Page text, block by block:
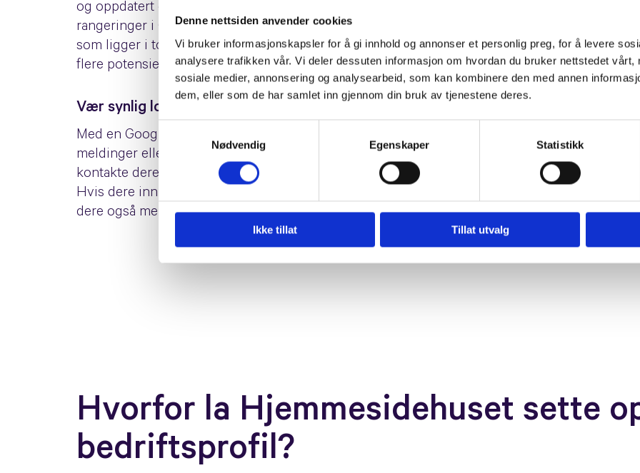
Denne nettsiden anvender cookies
Vi bruker informasjonskapsler for å gi innhold og annonser et personlig preg, for å levere
analysere trafikken vår. Vi deler dessuten informasjon om hvordan du bruker nettstedet vårt,
sosiale medier, annonsering og analysearbeid, som kan kombinere den med annen
dem, eller som de har samlet inn gjennom din bruk av tjenestene deres.
Nødvendig
Egenskaper Statistikk
Ikke tillat Tillat utvalg
og oppdatert oppføring i Google Bedriftsprofil bidra til bedre
rangeringer i Googles søkeresultater og sørge for at det er akkurat du
som ligger i toppen. Det kan gi flere besøkende inn til ditt nettsted og
flere potensielle salg for bedriften.
Vær synlig lokalt og vis deg frem fra din beste side
Med en Google Bedriftsprofil kan kunder finne deg i kart, sende
meldinger eller ringe direkte fra oppføringen. Jo enklere det er å
kontakte dere, desto mer sannsynlig er det at folk velger å gjøre det.
Hvis dere innhenter gode anmeldelser fra kunder dere allerede har, blir
dere også mer attraktive for nye kunder.
Få
Hvorfor la Hjemmesidehuset sette
bedriftsprofil?